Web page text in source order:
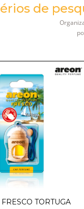
de
TORTUGA